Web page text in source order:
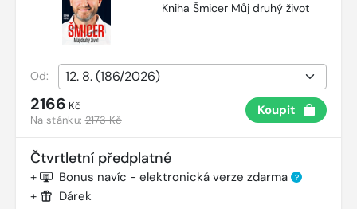
Kniha Šmicer Můj druhý život
Od:
2166 Kč
Na stánku:2173 Kč
Koupit
Čtvrtletní předplatné
+ Bonus navíc - elektronická verze zdarma ?
+ Dárek